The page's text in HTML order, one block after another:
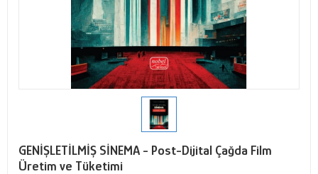
GENİŞLETİLMİŞ SİNEMA - Post-Dijital Çağda Film
Üretim ve Tüketimi